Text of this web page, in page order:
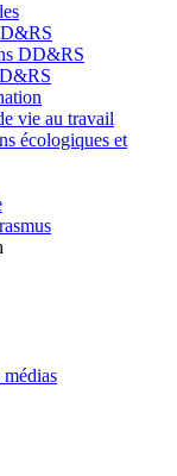
DD&RS
vie au travail
écologiques et